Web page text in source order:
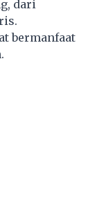
dari
bermanfaat